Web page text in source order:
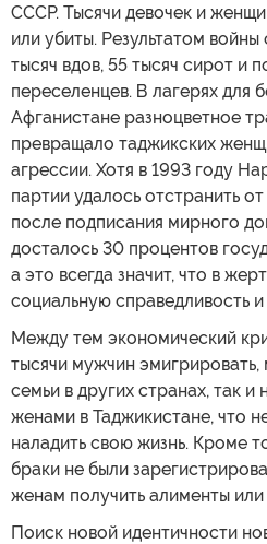
СССР. Тысячи девочек и
или убиты. Результатом
тысяч вдов, 55 тысяч сирот и
переселенцев. В лагерях для
Афганистане разноцветное
превращало таджикских
агрессии. Хотя в 1993 году
партии удалось отстранить
после подписания мирного
досталось 30 процентов
а это всегда значит, что в
социальную справедливость
Между тем экономический
тысячи мужчин
семьи в других странах, так и
женами в Таджикистане, что
наладить свою жизнь. Кроме
браки не были
женам получить алименты
Поиск новой идентичности